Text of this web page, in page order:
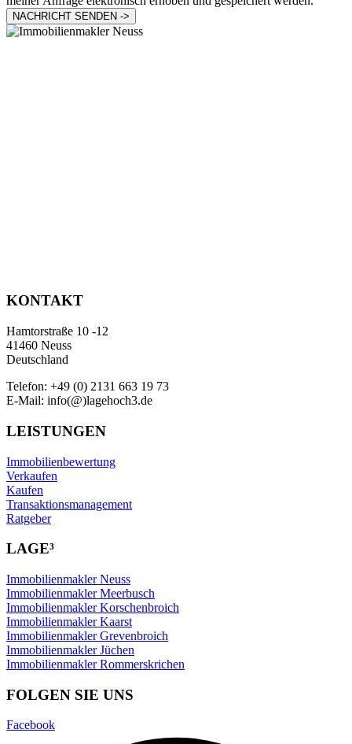
NACHRICHT SENDEN ->
KONTAKT
Hamtorstraße 10 -12
41460 Neuss
Deutschland
Telefon: +49 (0) 2131 663 19 73
E-Mail: info(@)lagehoch3.de
LEISTUNGEN
Immobilienbewertung
Verkaufen
Kaufen
Transaktionsmanagement
Ratgeber
LAGE³
Immobilienmakler Neuss
Immobilienmakler Meerbusch
Immobilienmakler Korschenbroich
Immobilienmakler Kaarst
Immobilienmakler Grevenbroich
Immobilienmakler Jüchen
Immobilienmakler Rommerskrichen
FOLGEN SIE UNS
Facebook